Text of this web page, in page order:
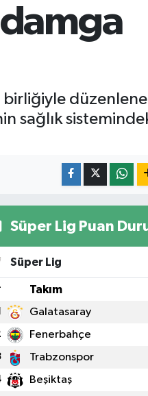
damga
birliğiyle
sağlık
Süper Lig Puan
Süper Lig
Takım
Galatasaray
Fenerbahçe
Trabzonspor
Beşiktaş